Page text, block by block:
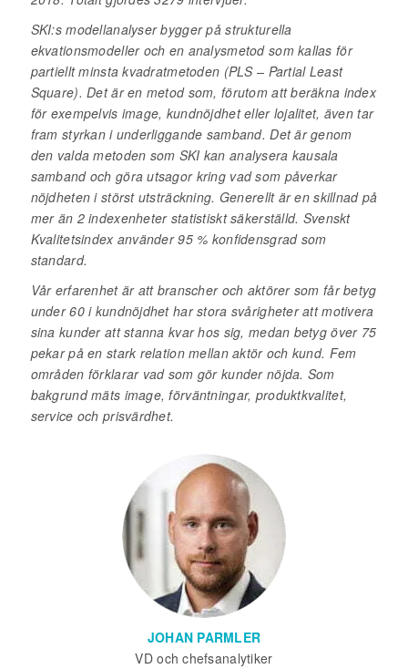
SKI:s modellanalyser bygger på strukturella
ekvationsmodeller och en analysmetod som kallas för
partiellt minsta kvadratmetoden (PLS – Partial Least
Square). Det är en metod som, förutom att beräkna index
för exempelvis image, kundnöjdhet eller lojalitet, även tar
fram styrkan i underliggande samband. Det är genom
den valda metoden som SKI kan analysera kausala
samband och göra utsagor kring vad som påverkar
nöjdheten i störst utsträckning. Generellt är en skillnad på
mer än 2 indexenheter statistiskt säkerställd. Svenskt
Kvalitetsindex använder 95 % konfidensgrad som
standard.
Vår erfarenhet är att branscher och aktörer som får betyg
under 60 i kundnöjdhet har stora svårigheter att motivera
sina kunder att stanna kvar hos sig, medan betyg över 75
pekar på en stark relation mellan aktör och kund. Fem
områden förklarar vad som gör kunder nöjda. Som
bakgrund mäts image, förväntningar, produktkvalitet,
service och prisvärdhet.
JOHAN PARMLER
VD och chefsanalytiker